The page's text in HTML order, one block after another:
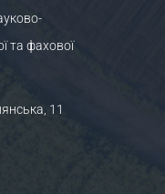
та фахової
11